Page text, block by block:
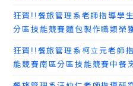
狂賀!!餐旅管理系老師指導學
分區技能競賽麵包製作職類榮
狂賀!!餐旅管理系柯立元老師
能競賽南區分區技能競賽中餐